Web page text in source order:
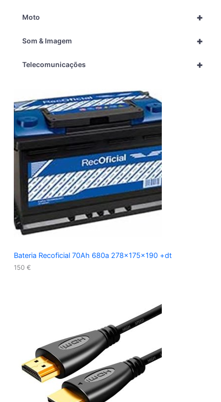
+
Moto
+
Som & Imagem
+
Telecomunicações
Bateria Recoficial 70Ah 680a 278x175x190 +dt
150 €